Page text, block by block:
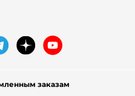
заказам